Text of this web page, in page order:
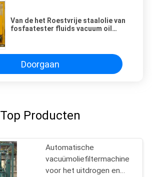
Van de het Roestvrije staalolie van
fosfaatester fluids vacuum oil
olietreament
Doorgaan
Top Producten
Automatische
vacuümoliefiltermachine
voor het uitdrogen en